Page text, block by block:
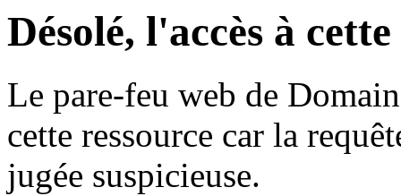
Désolé, l'accès à
Le pare-feu web de
cette ressource car la
jugée suspicieuse.